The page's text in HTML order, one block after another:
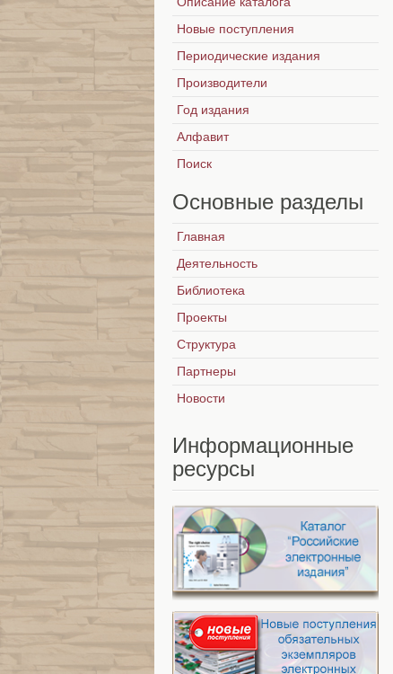
Новые поступления
Периодические издания
Производители
Год издания
Алфавит
Поиск
Основные разделы
Главная
Деятельность
Библиотека
Проекты
Структура
Партнеры
Новости
Информационные
ресурсы